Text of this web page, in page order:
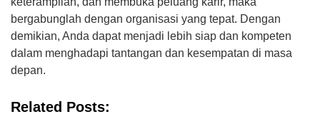
bergabunglah dengan organisasi yang tepat. Dengan
demikian, Anda dapat menjadi lebih siap dan kompeten
dalam menghadapi tantangan dan kesempatan di masa
depan.
Related Posts: